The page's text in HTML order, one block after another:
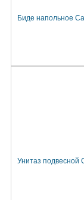
Биде напольное
Унитаз подвесной